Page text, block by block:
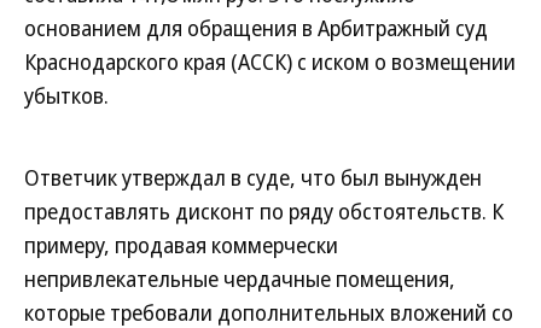
основанием для обращения в Арбитражный суд
Краснодарского края (АССК) с иском о возмещении
убытков.
Ответчик утверждал в суде, что был вынужден
предоставлять дисконт по ряду обстоятельств. К
примеру, продавая коммерчески
непривлекательные чердачные помещения,
которые требовали дополнительных вложений со